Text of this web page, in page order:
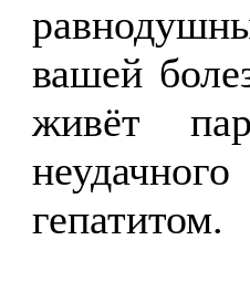
вашей
живёт
гепатитом.